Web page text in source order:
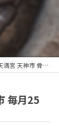
神市 骨董市 毎月25日】
毎月25